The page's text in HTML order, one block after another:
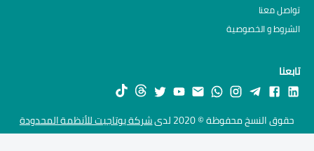
تواصل معنا
الشروط و الخصوصية
تابعنا
حقوق النسخ محفوظة © 2020 لدى شركة يوتاجيت للأنظمة المحدودة